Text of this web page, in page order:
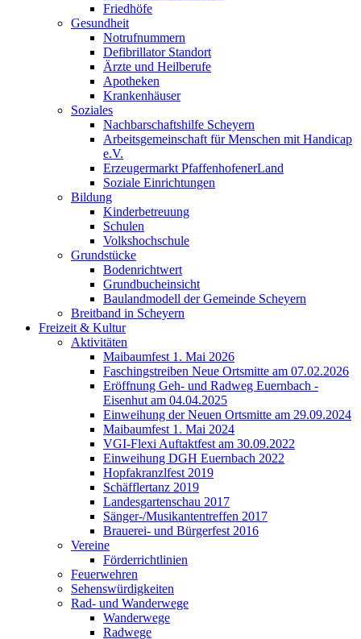
Friedhöfe
Gesundheit
Notrufnummern
Defibrillator Standort
Ärzte und Heilberufe
Apotheken
Krankenhäuser
Soziales
Nachbarschaftshilfe Scheyern
Arbeitsgemeinschaft für Menschen mit Handicap
e.V.
Erzeugermarkt PfaffenhofenerLand
Soziale Einrichtungen
Bildung
Kinderbetreuung
Schulen
Volkshochschule
Grundstücke
Bodenrichtwert
Grundbucheinsicht
Baulandmodell der Gemeinde Scheyern
Breitband in Scheyern
Freizeit & Kultur
Aktivitäten
Maibaumfest 1. Mai 2026
Faschingstreiben Neue Ortsmitte am 07.02.2026
Eröffnung Geh- und Radweg Euernbach -
Eisenhut am 04.04.2025
Einweihung der Neuen Ortsmitte am 29.09.2024
Maibaumfest 1. Mai 2024
VGI-Flexi Auftaktfest am 30.09.2022
Einweihung DGH Euernbach 2022
Hopfakranzlfest 2019
Schäfflertanz 2019
Landesgartenschau 2017
Sänger-/Musikantentreffen 2017
Brauerei- und Bürgerfest 2016
Vereine
Förderrichtlinien
Feuerwehren
Sehenswürdigkeiten
Rad- und Wanderwege
Wanderwege
Radwege